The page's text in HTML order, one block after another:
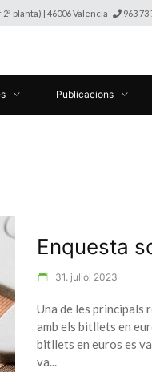
planta) | 46006 Valencia 963 73
Publicacions
Enquesta
31. juliol 2023
Una de les principals
amb els bitllets en
bitllets en euros es
va